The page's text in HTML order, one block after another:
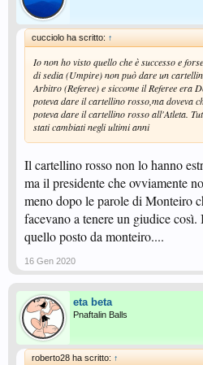
cucciolo ha scritto: ↑
Io non ho visto quello che è successo e
di sedia (Umpire) non può dare un
Arbitro (Referee) e siccome il Referee era
poteva dare il cartellino rosso,ma doveva
poteva dare il cartellino rosso all'Atleta.
stati cambiati negli ultimi anni
Il cartellino rosso non lo hanno
ma il presidente che ovviamente
meno dopo le parole di Monteiro
facevano a tenere un giudice
quello posto da monteiro....
16 Gen 2020
eta beta
Pnaftalin Balls
roberto28 ha scritto: ↑